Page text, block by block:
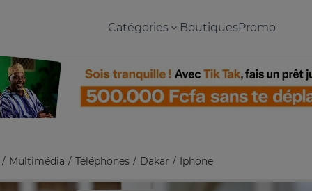
Catégories BoutiquesPromo
Multimédia Téléphones Dakar Iphone